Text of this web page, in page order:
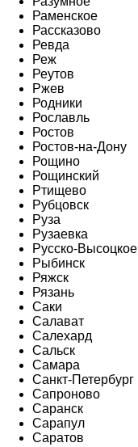
Раменское
Рассказово
Ревда
Реж
Реутов
Ржев
Родники
Рославль
Ростов
Ростов-на-Дону
Рощино
Рощинский
Ртищево
Рубцовск
Руза
Рузаевка
Русско-Высоцкое
Рыбинск
Ряжск
Рязань
Саки
Салават
Салехард
Сальск
Самара
Санкт-Петербург
Сапроново
Саранск
Сарапул
Саратов